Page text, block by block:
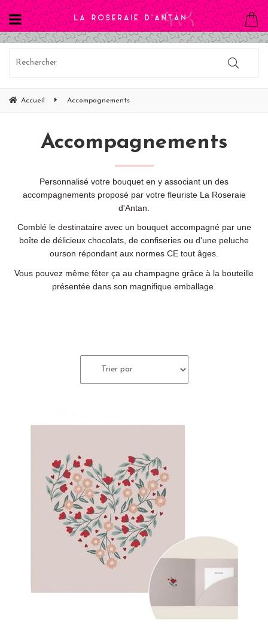
Accueil Accompagnements
Accompagnements
Personnalisé votre bouquet en y associant un des
accompagnements proposé par votre fleuriste La Roseraie
d'Antan.
Comblé le destinataire avec un bouquet accompagné par une
boîte de délicieux chocolats, de confiseries ou d'une peluche
ourson répondant aux normes CE tout âges.
Vous pouvez même fêter ça au champagne grâce à la bouteille
présentée dans son magnifique emballage.